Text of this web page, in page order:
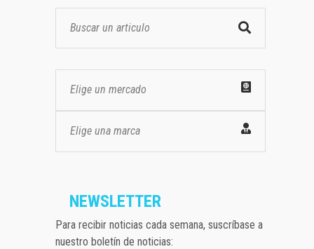
Elige un mercado
Elige una marca
NEWSLETTER
Para recibir noticias cada semana, suscríbase a
nuestro boletín de noticias: